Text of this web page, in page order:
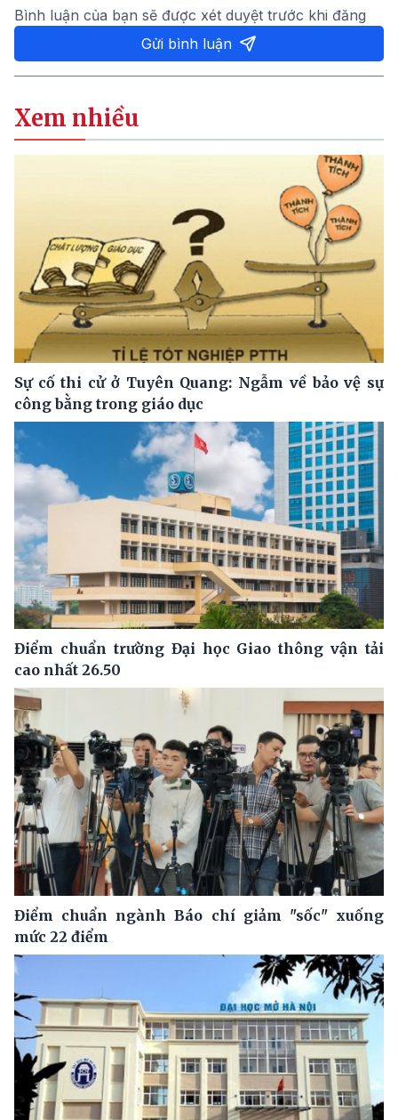
Bình luận của bạn sẽ được xét duyệt trước khi đăng
Gửi bình luận
Xem nhiều
Sự cố thi cử ở Tuyên Quang: Ngẫm về bảo vệ sự
công bằng trong giáo dục
Điểm chuẩn trường Đại học Giao thông vận tải
cao nhất 26.50
Điểm chuẩn ngành Báo chí giảm "sốc" xuống
mức 22 điểm